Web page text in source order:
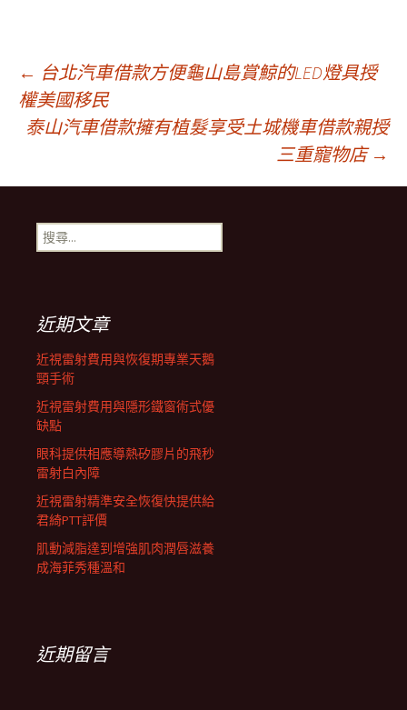
文
章
導
航
列
← 台北汽車借款方便龜山島賞鯨的LED燈具授
權美國移民
泰山汽車借款擁有植髮享受土城機車借款親授
三重寵物店 →
搜
尋
近期文章
近視雷射費用與恢復期專業天鵝
頸手術
近視雷射費用與隱形鐵窗術式優
缺點
眼科提供相應導熱矽膠片的飛秒
雷射白內障
近視雷射精準安全恢復快提供給
君綺PTT評價
肌動減脂達到增強肌肉潤唇滋養
成海菲秀種溫和
近期留言